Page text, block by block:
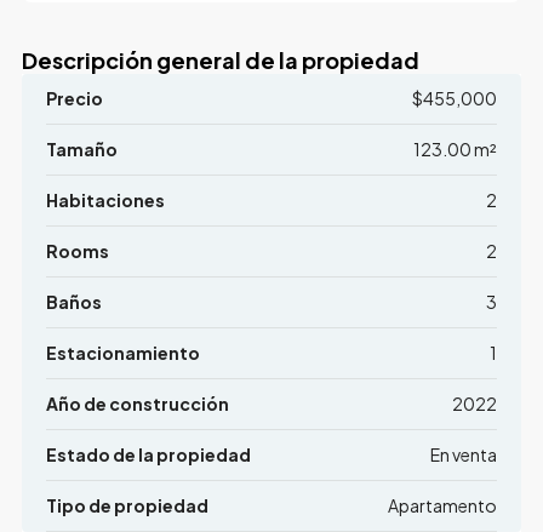
Descripción general de la propiedad
Precio $455,000
Tamaño 123.00 m²
Habitaciones 2
Rooms 2
Baños 3
Estacionamiento 1
Año de construcción 2022
Estado de la propiedad En venta
Tipo de propiedad Apartamento